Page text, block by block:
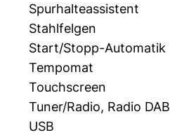
Spurhalteassistent
Stahlfelgen
Start/Stopp-Automatik
Tempomat
Touchscreen
Tuner/Radio, Radio DAB
USB